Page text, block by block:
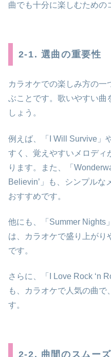
曲でも十分に楽しむための
2-1. 選曲の重要性
カラオケでの楽しみ方の一
ぶことです。歌いやすい曲
しょう。
例えば、「I Will Survive」
すく、覚えやすいメロディ
ります。また、「
Believin’」も、シンプルな
おすすめです。
他にも、「Summer Nights
は、カラオケで盛り上がり
です。
さらに、「I Love Rock ‘n
も、カラオケで人気の曲
す。
2-2. 曲間のスムー